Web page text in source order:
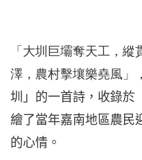
「大圳巨壩奪天工，
澤，農村擊壤樂堯風」
圳」的一首詩，收錄於
繪了當年嘉南地區農民
的心情。